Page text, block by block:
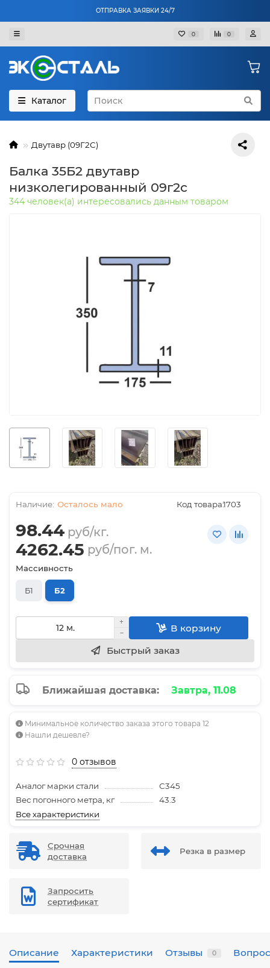
ОТПРАВКА ЗАЯВКИ 24/7
0 0
Каталог
Двутавр (09Г2С)
Балка 35Б2 двутавр
низколегированный 09г2с
344 человек(а) интересовались данным товаром
Осталось мало Код товара:1703
98.44 руб/кг.
4262.45 руб/пог. м.
Массивность
Б1 Б2
В корзину
Быстрый заказ
Ближайшая доставка: Завтра, 11.08
Минимальное количество заказа этого товара 12
Нашли дешевле?
0 отзывов
Аналог марки стали
С345
Вес погонного метра, кг
43.3
Все характеристики
Срочная
доставка
Резка в размер
Запросить
сертификат
Описание Характеристики Отзывы 0